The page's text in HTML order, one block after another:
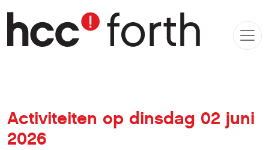
Activiteiten op dinsdag 02 juni
2026